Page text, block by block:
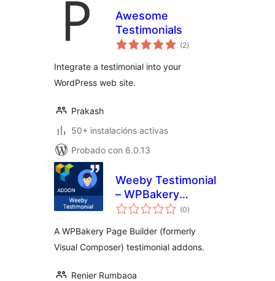
Awesome
Testimonials
(2valoracións
totais
)
Integrate a testimonial into your
WordPress web site.
Prakash
50+ instalacións activas
Probado con 6.0.13
Weeby Testimonial
– WPBakery
Addons
(0valoracións
totais
)
A WPBakery Page Builder (formerly
Visual Composer) testimonial addons.
Renier Rumbaoa